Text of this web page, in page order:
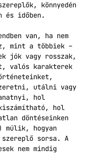
könnyedén
és időben.
van, ha nem
mint a többiek –
jók vagy rosszak,
valós karakterek
utálni vagy
hol
kiszámítható, hol
döntéseinken
múlik, hogyan
sorsa. A
nem mindig